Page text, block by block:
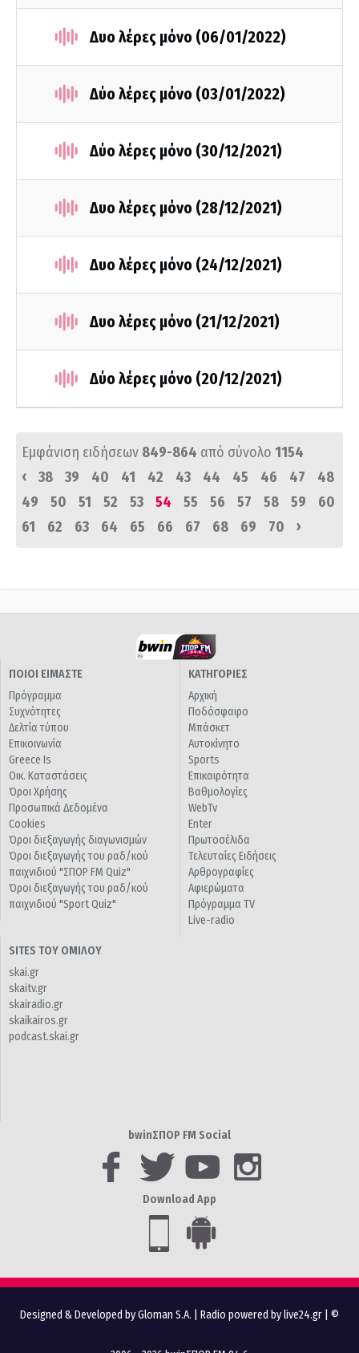
Δυο λέρες μόνο (06/01/2022)
Δύο λέρες μόνο (03/01/2022)
Δύο λέρες μόνο (30/12/2021)
Δυο λέρες μόνο (28/12/2021)
Δυο λέρες μόνο (24/12/2021)
Δυο λέρες μόνο (21/12/2021)
Δύο λέρες μόνο (20/12/2021)
Εμφάνιση ειδήσεων 849-864 από σύνολο 1154
‹
38 39 40 41 42 43 44 45 46 47
48
49
50 51 52 53 54 55 56 57 58 59
60
61
62 63 64 65 66 67 68 69 70 ›
ΠΟΙΟΙ ΕΙΜΑΣΤΕ
Πρόγραμμα
Συχνότητες
Δελτία τύπου
Επικοινωνία
Greece Is
Οικ. Καταστάσεις
Όροι Χρήσης
Προσωπικά Δεδομένα
Cookies
Όροι διεξαγωγής διαγωνισμών
Όροι διεξαγωγής του ραδ/κού
παιχνιδιού "ΣΠΟΡ FM Quiz"
Όροι διεξαγωγής του ραδ/κού
παιχνιδιού "Sport Quiz"
ΚΑΤΗΓΟΡΙΕΣ
Αρχική
Ποδόσφαιρο
Μπάσκετ
Αυτοκίνητο
Sports
Επικαιρότητα
Βαθμολογίες
WebTv
Enter
Πρωτοσέλιδα
Τελευταίες Ειδήσεις
Αρθρογραφίες
Αφιερώματα
Πρόγραμμα TV
Live-radio
SITES ΤΟΥ ΟΜΙΛΟΥ
skai.gr
skaitv.gr
skairadio.gr
skaikairos.gr
podcast.skai.gr
bwinΣΠΟΡ FM Social
Download App
Designed & Developed by Gloman S.A. Radio powered by live24.gr | ©